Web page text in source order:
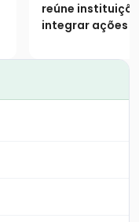
reúne
integrar ações
mercado local